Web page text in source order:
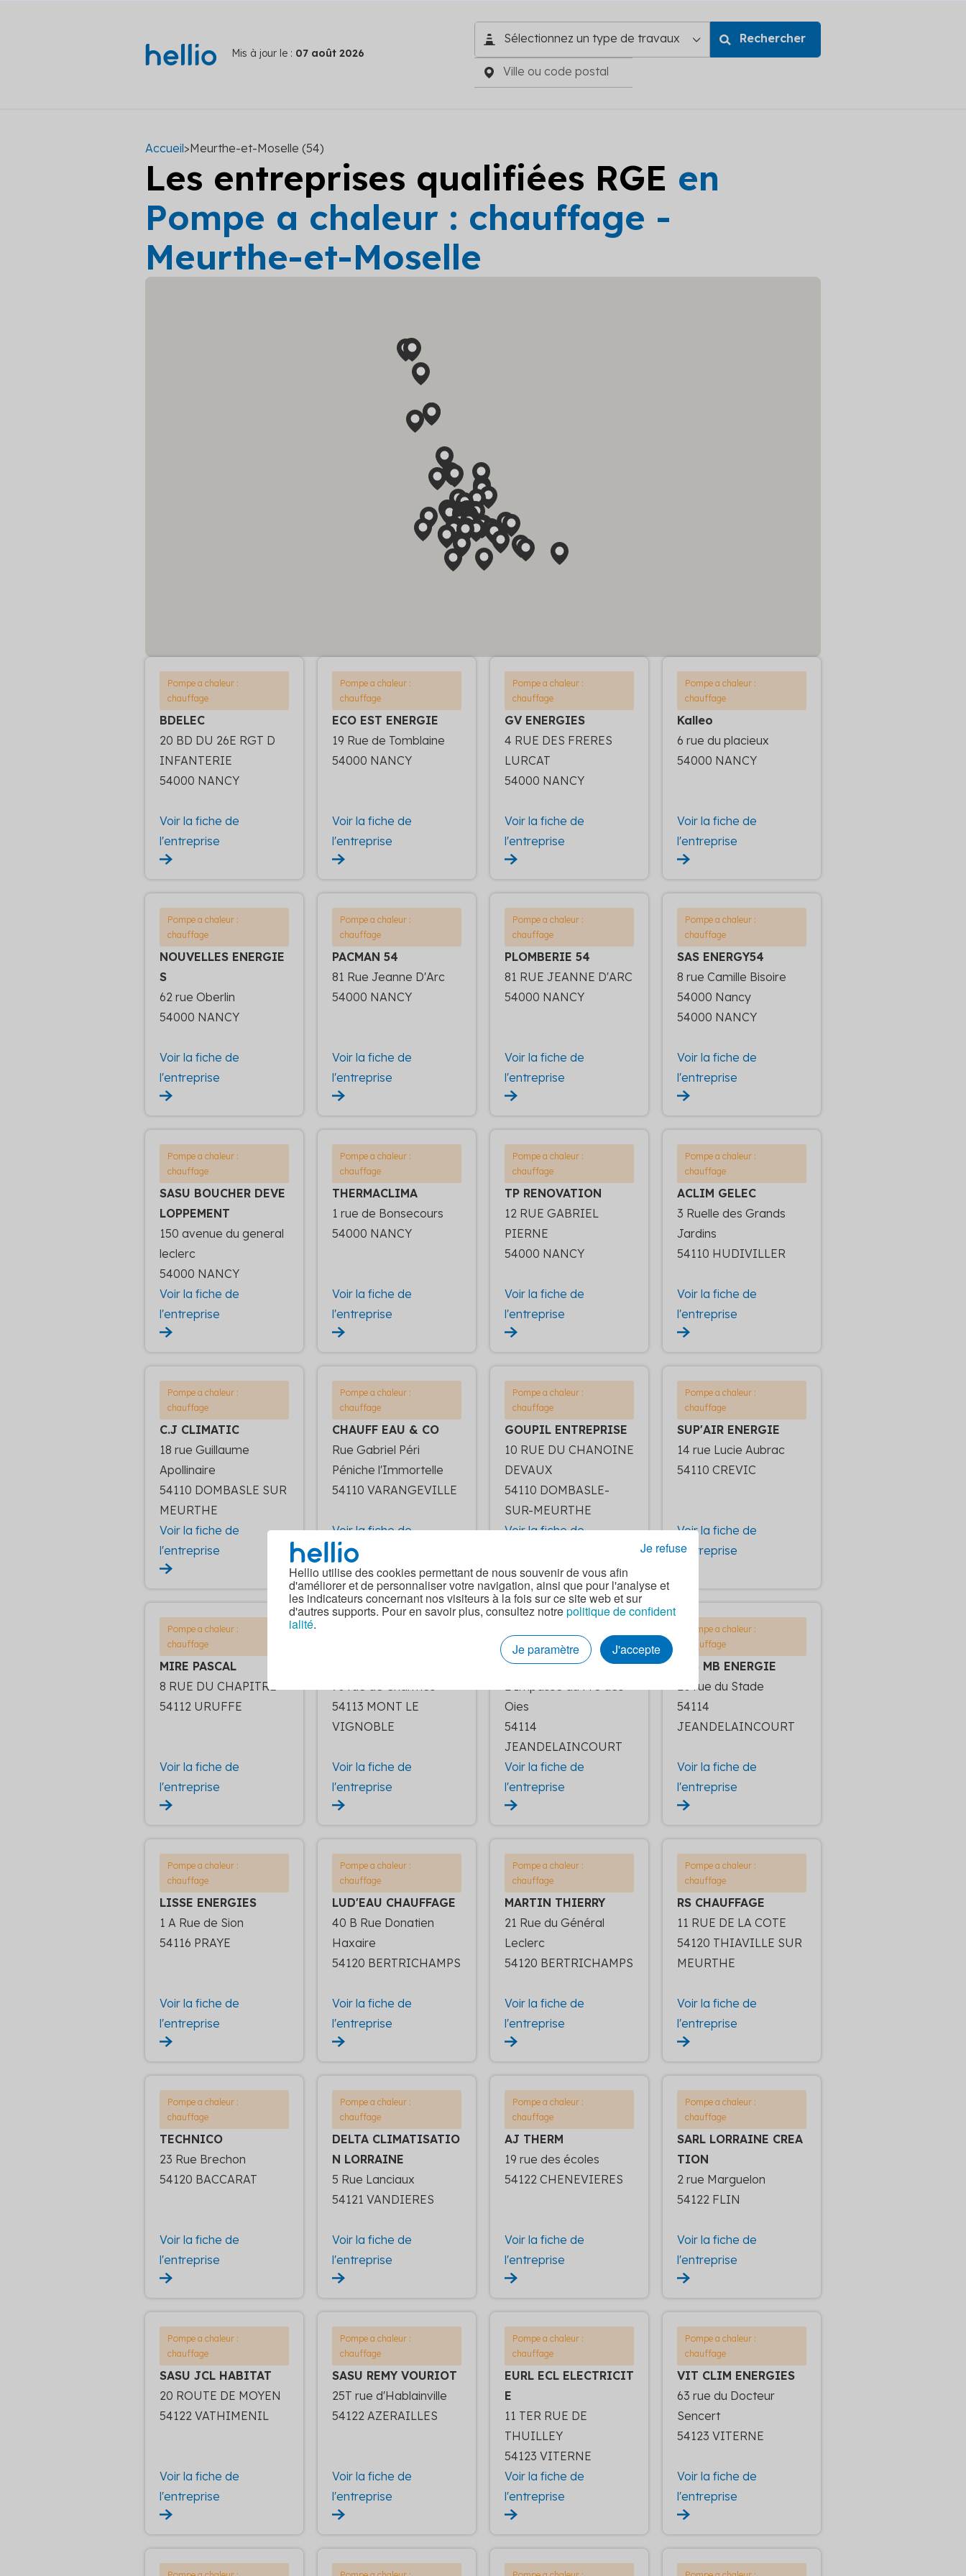
Hellio utilise des cookies permettant de nous souvenir de vous afin
d'améliorer et de personnaliser votre navigation, ainsi que pour l'analyse et
les indicateurs concernant nos visiteurs à la fois sur ce site web et sur
d'autres supports. Pour en savoir plus, consultez notrepolitique de confident
ialité.
Je paramètre
J'accepte
Je refuse
Mis à jour le : 07 août 2026
Accueil>Meurthe-et-Moselle (54)
Les entreprises qualifiées RGE en
Pompe a chaleur : chauffage -
Meurthe-et-Moselle
Pompe a chaleur :
chauffage
BDELEC
20 BD DU 26E RGT D
INFANTERIE
54000 NANCY
Voir la fiche de
l'entreprise
Pompe a chaleur :
chauffage
ECO EST ENERGIE
19 Rue de Tomblaine
54000 NANCY
Voir la fiche de
l'entreprise
Pompe a chaleur :
chauffage
GV ENERGIES
4 RUE DES FRERES
LURCAT
54000 NANCY
Voir la fiche de
l'entreprise
Pompe a chaleur :
chauffage
Kalleo
6 rue du placieux
54000 NANCY
Voir la fiche de
l'entreprise
Pompe a chaleur :
chauffage
NOUVELLES ENERGIE
S
62 rue Oberlin
54000 NANCY
Voir la fiche de
l'entreprise
Pompe a chaleur :
chauffage
PACMAN 54
81 Rue Jeanne D'Arc
54000 NANCY
Voir la fiche de
l'entreprise
Pompe a chaleur :
chauffage
PLOMBERIE 54
81 RUE JEANNE D'ARC
54000 NANCY
Voir la fiche de
l'entreprise
Pompe a chaleur :
chauffage
SAS ENERGY54
8 rue Camille Bisoire
54000 Nancy
54000 NANCY
Voir la fiche de
l'entreprise
Pompe a chaleur :
chauffage
SASU BOUCHER DEVE
LOPPEMENT
150 avenue du general
leclerc
54000 NANCY
Voir la fiche de
l'entreprise
Pompe a chaleur :
chauffage
THERMACLIMA
1 rue de Bonsecours
54000 NANCY
Voir la fiche de
l'entreprise
Pompe a chaleur :
chauffage
TP RENOVATION
12 RUE GABRIEL
PIERNE
54000 NANCY
Voir la fiche de
l'entreprise
Pompe a chaleur :
chauffage
ACLIM GELEC
3 Ruelle des Grands
Jardins
54110 HUDIVILLER
Voir la fiche de
l'entreprise
Pompe a chaleur :
chauffage
C.J CLIMATIC
18 rue Guillaume
Apollinaire
54110 DOMBASLE SUR
MEURTHE
Voir la fiche de
l'entreprise
Pompe a chaleur :
chauffage
CHAUFF EAU & CO
Rue Gabriel Péri
Péniche l'Immortelle
54110 VARANGEVILLE
Voir la fiche de
l'entreprise
Pompe a chaleur :
chauffage
GOUPIL ENTREPRISE
10 RUE DU CHANOINE
DEVAUX
54110 DOMBASLE-
SUR-MEURTHE
Voir la fiche de
Pompe a chaleur :
chauffage
SUP'AIR ENERGIE
14 rue Lucie Aubrac
54110 CREVIC
Voir la fiche de
l'entreprise
Pompe a chaleur :
chauffage
MIRE PASCAL
8 RUE DU CHAPITRE
54112 URUFFE
Voir la fiche de
l'entreprise
54113 MONT LE
VIGNOBLE
Voir la fiche de
l'entreprise
chauffage
SARL SMC
Oies
54114
JEANDELAINCOURT
Voir la fiche de
l'entreprise
Pompe a chaleur :
chauffage
SAS MB ENERGIE
20 rue du Stade
54114
JEANDELAINCOURT
Voir la fiche de
l'entreprise
Pompe a chaleur :
chauffage
LISSE ENERGIES
1 A Rue de Sion
54116 PRAYE
Voir la fiche de
l'entreprise
Pompe a chaleur :
chauffage
LUD'EAU CHAUFFAGE
40 B Rue Donatien
Haxaire
54120 BERTRICHAMPS
Voir la fiche de
l'entreprise
Pompe a chaleur :
chauffage
MARTIN THIERRY
21 Rue du Général
Leclerc
54120 BERTRICHAMPS
Voir la fiche de
l'entreprise
Pompe a chaleur :
chauffage
RS CHAUFFAGE
11 RUE DE LA COTE
54120 THIAVILLE SUR
MEURTHE
Voir la fiche de
l'entreprise
Pompe a chaleur :
chauffage
TECHNICO
23 Rue Brechon
54120 BACCARAT
Voir la fiche de
l'entreprise
Pompe a chaleur :
chauffage
DELTA CLIMATISATIO
N LORRAINE
5 Rue Lanciaux
54121 VANDIERES
Voir la fiche de
l'entreprise
Pompe a chaleur :
chauffage
AJ THERM
19 rue des écoles
54122 CHENEVIERES
Voir la fiche de
l'entreprise
Pompe a chaleur :
chauffage
SARL LORRAINE CREA
TION
2 rue Marguelon
54122 FLIN
Voir la fiche de
l'entreprise
Pompe a chaleur :
chauffage
SASU JCL HABITAT
20 ROUTE DE MOYEN
54122 VATHIMENIL
Voir la fiche de
l'entreprise
Pompe a chaleur :
chauffage
SASU REMY VOURIOT
25T rue d'Hablainville
54122 AZERAILLES
Voir la fiche de
l'entreprise
Pompe a chaleur :
chauffage
EURL ECL ELECTRICIT
E
11 TER RUE DE
THUILLEY
54123 VITERNE
Voir la fiche de
l'entreprise
Pompe a chaleur :
chauffage
VIT CLIM ENERGIES
63 rue du Docteur
Sencert
54123 VITERNE
Voir la fiche de
l'entreprise